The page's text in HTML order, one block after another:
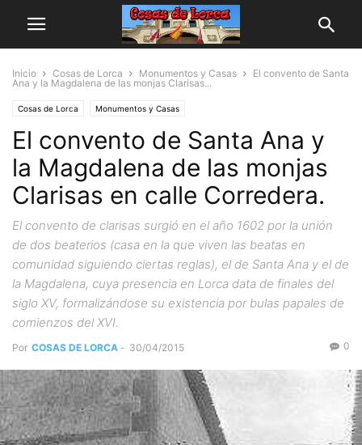
Inicio Cosas de Lorca Monumentos y Casas
El convento de Santa
Ana y la Magdalena de las monjas Clarisas...
Cosas de Lorca Monumentos y Casas
El convento de Santa Ana y
la Magdalena de las monjas
Clarisas en calle Corredera.
El convento de clarisas surgió en el año 1602 por la unión
de dos beaterios (casa en la que viven las beatas en
comunidad siguiendo ciertas reglas), el de Santa Ana y el de
la Magdalena, cuya presencia en Lorca data de finales del
siglo XV, formalizándose su existencia por bulas papales de
comienzos del XVI.
Por COSAS DE LORCA - 30/04/2015 0